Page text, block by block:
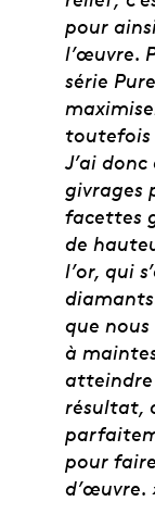
pour
l’œuvre.
série
toutefois
J’ai
givrages
facettes
de
l’or, qui
que
à
atteindre
résultat,
pour
d’œuvre.